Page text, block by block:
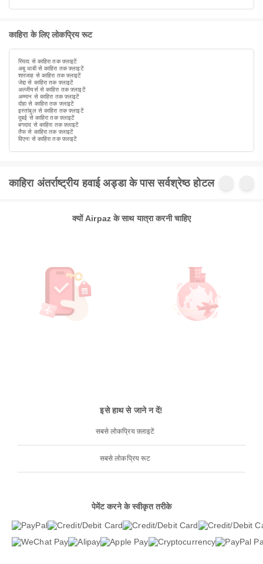
काहिरा के लिए लोकप्रिय रूट
रियाद से काहिरा तक फ़्लाइटें
अबू धाबी से काहिरा तक फ़्लाइटें
शारजाह से काहिरा तक फ़्लाइटें
जेद्दा से काहिरा तक फ़्लाइटें
अल्जीयर्स से काहिरा तक फ़्लाइटें
अम्मान से काहिरा तक फ़्लाइटें
दोहा से काहिरा तक फ़्लाइटें
इस्तांबुल से काहिरा तक फ़्लाइटें
दुबई से काहिरा तक फ़्लाइटें
बगदाद से काहिरा तक फ़्लाइटें
तैफ से काहिरा तक फ़्लाइटें
विएना से काहिरा तक फ़्लाइटें
काहिरा अंतर्राष्ट्रीय हवाई अड्डा के पास सर्वश्रेष्ठ होटल
क्यों Airpaz के साथ यात्रा करनी चाहिए
इसे हाथ से जाने न दें!
सबसे लोकप्रिय फ़्लाइटें
सबसे लोकप्रिय रूट
पेमेंट करने के स्वीकृत तरीके